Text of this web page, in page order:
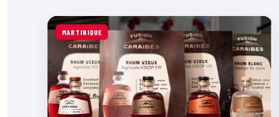
MARTINIQUE